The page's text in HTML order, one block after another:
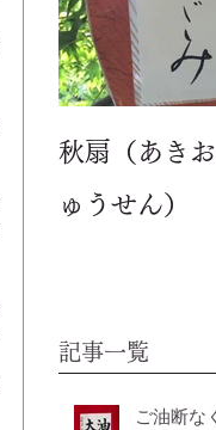
秋扇（あき
ゅうせん）
記事一覧
ご油断な